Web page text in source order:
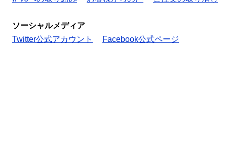
ソーシャルメディア
Twitter公式アカウント
Facebook公式ページ